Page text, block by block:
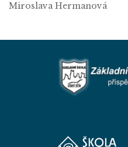
Miroslava Hermanová